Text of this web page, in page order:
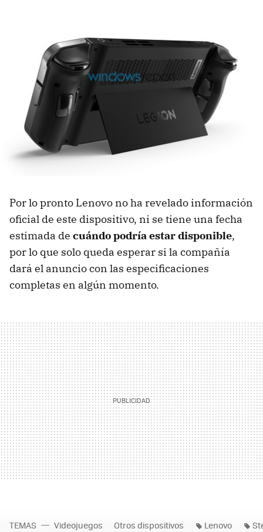
Por lo pronto Lenovo no ha revelado información
oficial de este dispositivo, ni se tiene una fecha
estimada de cuándo podría estar disponible,
por lo que solo queda esperar si la compañía
dará el anuncio con las especificaciones
completas en algún momento.
TEMAS Videojuegos Otros dispositivos Lenovo